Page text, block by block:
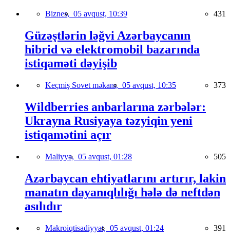
Biznes, 05 avqust, 10:39 431
Güzəştlərin ləğvi Azərbaycanın
hibrid və elektromobil bazarında
istiqaməti dəyişib
Keçmiş Sovet məkanı, 05 avqust, 10:35 373
Wildberries anbarlarına zərbələr:
Ukrayna Rusiyaya təzyiqin yeni
istiqamətini açır
Maliyyə, 05 avqust, 01:28 505
Azərbaycan ehtiyatlarını artırır, lakin
manatın dayanıqlılığı hələ də neftdən
asılıdır
Makroiqtisadiyyat, 05 avqust, 01:24 391